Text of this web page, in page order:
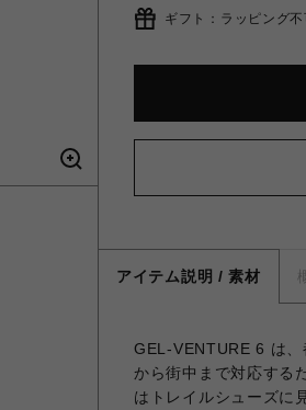
ギフト：ラッピング不
アイテム説明 / 素材
GEL-VENTURE 6 は、
から街中まで対応する
はトレイルシューズに